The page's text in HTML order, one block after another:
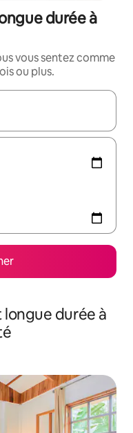
durée à
vous sentez comme
ou plus.
les flèches vers le
durée à